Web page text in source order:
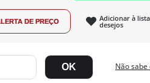
Adicionar à
desejos
Não sabe